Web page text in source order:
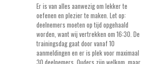
Er is van alles aanwezig om lekker te
oefenen en plezier te maken. Let op:
deelnemers moeten op tijd opgehaald
worden, want wij vertrekken om 16:30. De
trainingsdag gaat door vanaf 10
aanmeldingen en er is plek voor maximaal
30 deelnemers. Ouders zijn welkom, maar